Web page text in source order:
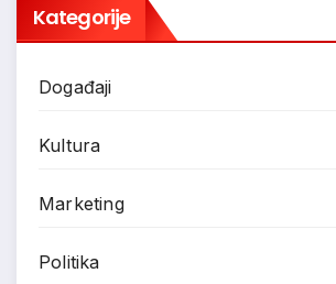
Kategorije
Događaji
Kultura
Marketing
Politika